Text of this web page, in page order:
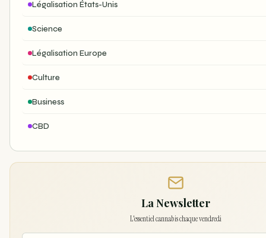
Légalisation États-Unis
Science
Légalisation Europe
Culture
Business
CBD
La Newsletter
L'essentiel cannabis chaque vendredi